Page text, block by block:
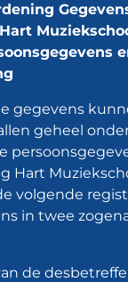
gegevens
geheel
Hart
volgende
in twee
de